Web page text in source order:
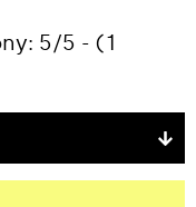
5/5 - (1